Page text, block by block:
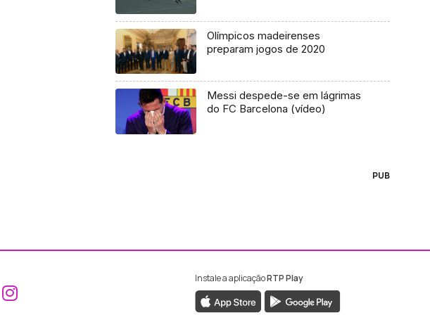
Olímpicos madeirenses
preparam jogos de 2020
Messi despede-se em lágrimas
do FC Barcelona (vídeo)
PUB
Aceder ao Facebook da RTP Madeira
Aceder ao Instagram da RTP Madeira
Instale a aplicaçãoRTP Play